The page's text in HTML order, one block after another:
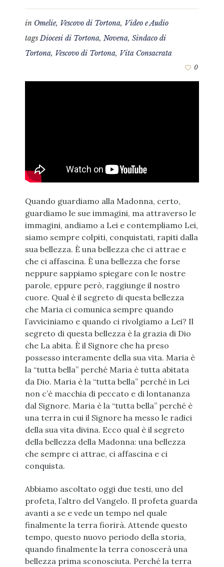
in Omelie, Vescovo di Tortona, Video e Audio
tagsDiocesi di Tortona, Novena, Sindaco di
Tortona, Vescovo di Tortona, Vita Consacrata
0
Quando guardiamo alla Madonna, certo,
guardiamo le sue immagini, ma attraverso le
immagini, andiamo a Lei e contempliamo Lei,
siamo sempre colpiti, conquistati, rapiti dalla
sua bellezza. È una bellezza che ci attrae e
che ci affascina. È una bellezza che forse
neppure sappiamo spiegare con le nostre
parole, eppure però, raggiunge il nostro
cuore. Qual è il segreto di questa bellezza
che Maria ci comunica sempre quando
l’avviciniamo e quando ci rivolgiamo a Lei? Il
segreto di questa bellezza è la grazia di Dio
che La abita. È il Signore che ha preso
possesso interamente della sua vita. Maria è
la “tutta bella” perché Maria è tutta abitata
da Dio. Maria è la “tutta bella” perché in Lei
non c’è macchia di peccato e di lontananza
dal Signore. Maria è la “tutta bella” perché è
una terra in cui il Signore ha messo le radici
della sua vita divina. Ecco qual è il segreto
della bellezza della Madonna: una bellezza
che sempre ci attrae, ci affascina e ci
conquista.
Abbiamo ascoltato oggi due testi, uno del
profeta, l’altro del Vangelo. Il profeta guarda
avanti a se e vede un tempo nel quale
finalmente la terra fiorirà. Attende questo
tempo, questo nuovo periodo della storia,
quando finalmente la terra conoscerà una
bellezza prima sconosciuta. Perché la terra